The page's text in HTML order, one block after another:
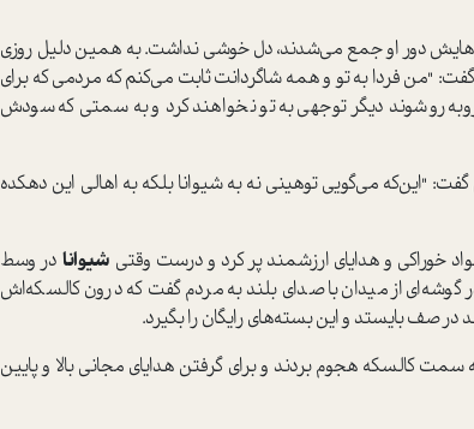
دور او جمع می‌شدند، دل خوشی نداشت. به همین دلیل روزی
"من فردا به تو و همه شاگردانت ثابت می‌کنم که مردمی که برای
شوند دیگر توجهی به تو نخواهند کرد و به سمتی که سودش
"این‌که می‌گویی توهینی نه به شیوانا بلکه به اهالی این دهکده
خوراکی و هدایای ارزشمند پر کرد و درست وقتی شیوانا در وسط
از میدان با صدای بلند به مردم گفت که درون کالسکه‌اش
صف بایستد و این بسته‌های رایگان را بگیرد.
سمت کالسکه هجوم بردند و برای گرفتن هدایای مجانی بالا و پايين